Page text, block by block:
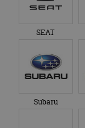
SEAT
Subaru